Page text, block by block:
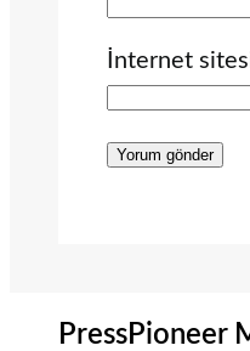
İnternet
PressPioneer